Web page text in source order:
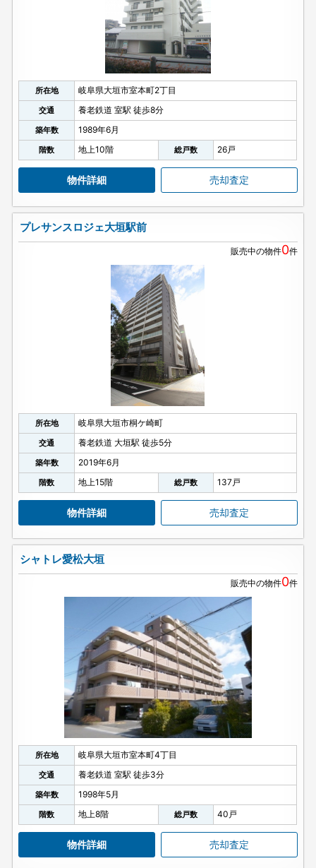
所在地 岐阜県大垣市室本町2丁目
交通 養老鉄道 室駅 徒歩8分
築年数 1989年6月
階数 地上10階 総戸数 26戸
物件詳細 売却査定
プレサンスロジェ大垣駅前
販売中の物件0件
所在地 岐阜県大垣市桐ケ崎町
交通 養老鉄道 大垣駅 徒歩5分
築年数 2019年6月
階数 地上15階 総戸数 137戸
物件詳細 売却査定
シャトレ愛松大垣
販売中の物件0件
所在地 岐阜県大垣市室本町4丁目
交通 養老鉄道 室駅 徒歩3分
築年数 1998年5月
階数 地上8階 総戸数 40戸
物件詳細 売却査定